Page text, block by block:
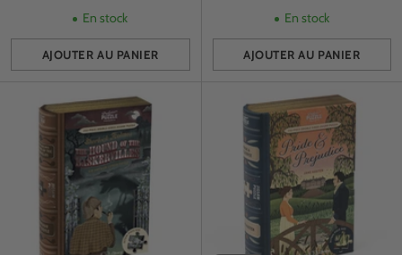
En stock
AJOUTER AU PANIER
Quantité
En stock
AJOUTER AU PANIER
Quantité